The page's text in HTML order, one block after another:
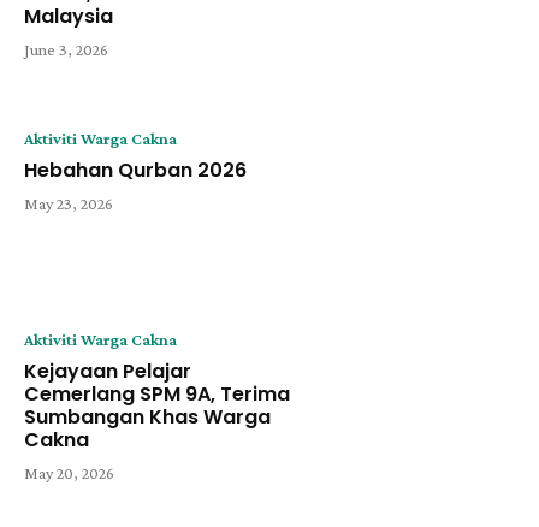
Malaysia
June 3, 2026
Aktiviti Warga Cakna
Hebahan Qurban 2026
May 23, 2026
Aktiviti Warga Cakna
Kejayaan Pelajar
Cemerlang SPM 9A, Terima
Sumbangan Khas Warga
Cakna
May 20, 2026